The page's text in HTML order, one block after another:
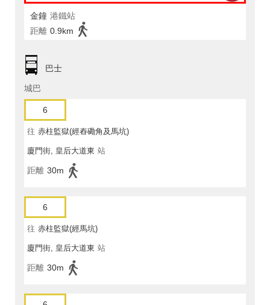
金鐘 港鐵站
距離 0.9km
巴士
城巴
6
往 赤柱監獄(經舂磡角及馬坑)
廈門街, 皇后大道東 站
距離 30m
6
往 赤柱監獄(經馬坑)
廈門街, 皇后大道東 站
距離 30m